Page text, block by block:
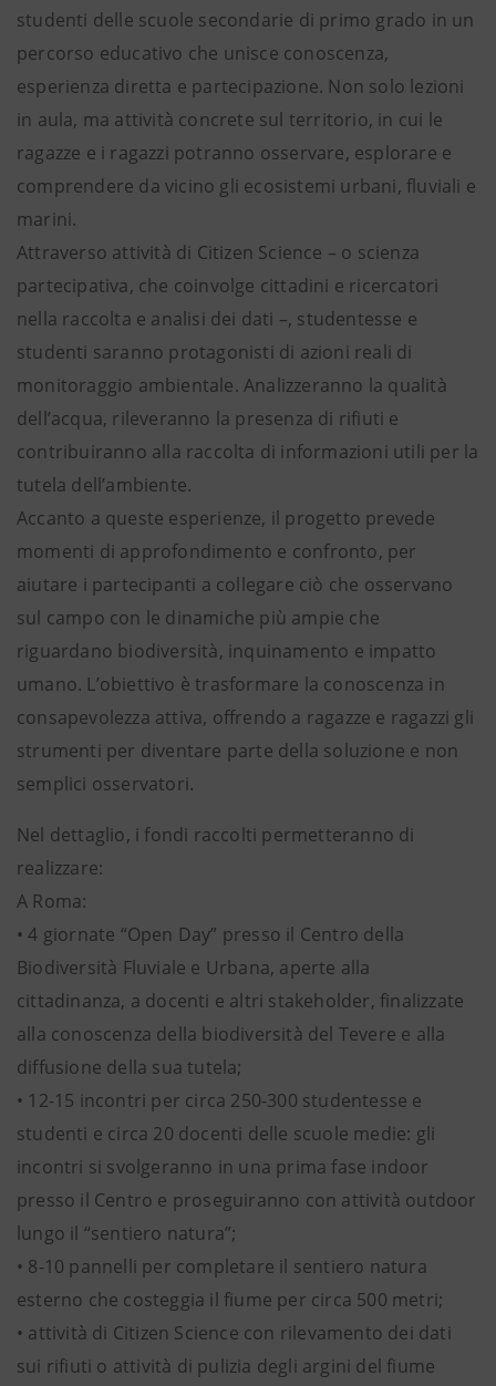
studenti delle scuole secondarie di primo grado in un
percorso educativo che unisce conoscenza,
esperienza diretta e partecipazione. Non solo lezioni
in aula, ma attività concrete sul territorio, in cui le
ragazze e i ragazzi potranno osservare, esplorare e
comprendere da vicino gli ecosistemi urbani, fluviali e
marini.
Attraverso attività di Citizen Science – o scienza
partecipativa, che coinvolge cittadini e ricercatori
nella raccolta e analisi dei dati –, studentesse e
studenti saranno protagonisti di azioni reali di
monitoraggio ambientale. Analizzeranno la qualità
dell’acqua, rileveranno la presenza di rifiuti e
contribuiranno alla raccolta di informazioni utili per la
tutela dell’ambiente.
Accanto a queste esperienze, il progetto prevede
momenti di approfondimento e confronto, per
aiutare i partecipanti a collegare ciò che osservano
sul campo con le dinamiche più ampie che
riguardano biodiversità, inquinamento e impatto
umano. L’obiettivo è trasformare la conoscenza in
consapevolezza attiva, offrendo a ragazze e ragazzi gli
strumenti per diventare parte della soluzione e non
semplici osservatori.
Nel dettaglio, i fondi raccolti permetteranno di
realizzare:
A Roma:
• 4 giornate “Open Day” presso il Centro della
Biodiversità Fluviale e Urbana, aperte alla
cittadinanza, a docenti e altri stakeholder, finalizzate
alla conoscenza della biodiversità del Tevere e alla
diffusione della sua tutela;
• 12-15 incontri per circa 250-300 studentesse e
studenti e circa 20 docenti delle scuole medie: gli
incontri si svolgeranno in una prima fase indoor
presso il Centro e proseguiranno con attività outdoor
lungo il “sentiero natura”;
• 8-10 pannelli per completare il sentiero natura
esterno che costeggia il fiume per circa 500 metri;
• attività di Citizen Science con rilevamento dei dati
sui rifiuti o attività di pulizia degli argini del fiume